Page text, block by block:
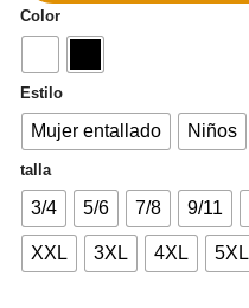
Color
Estilo
Mujer entallado Niños
talla
3/4 5/6 7/8 9/11
XXL 3XL 4XL 5XL